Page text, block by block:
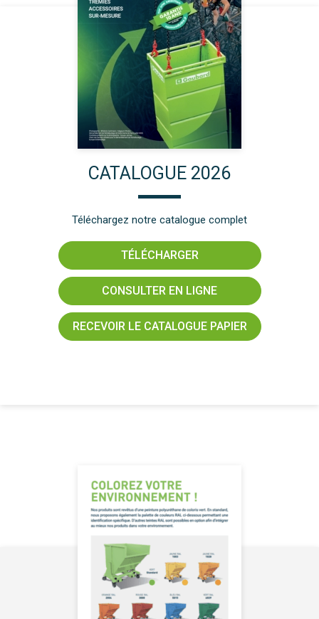
CATALOGUE 2026
Téléchargez notre catalogue complet
TÉLÉCHARGER
CONSULTER EN LIGNE
RECEVOIR LE CATALOGUE PAPIER